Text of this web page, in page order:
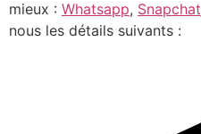
mieux : Whatsapp, Snapchat
nous les détails suivants :